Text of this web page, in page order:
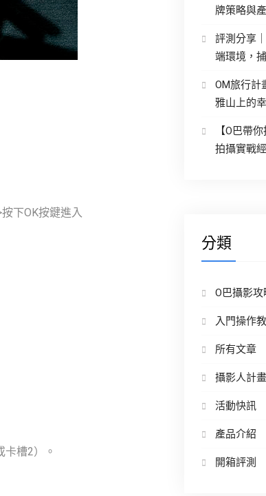
按下OK按鍵進入
槽2）。
牌策略與
評測分享
端環境，
OM旅行計
雅山上的
【O巴帶
拍攝實戰
分類
O巴攝影攻
入門操作
所有文章
攝影人計畫
活動快訊
產品介紹
開箱評測